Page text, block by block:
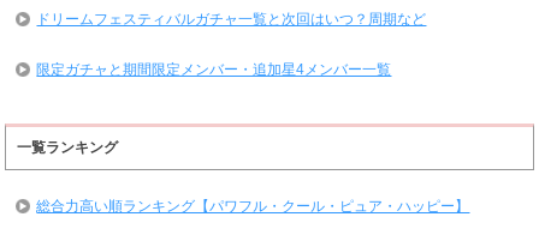
ドリームフェスティバルガチャ一覧と次回はいつ？周期など
限定ガチャと期間限定メンバー・追加星4メンバー一覧
一覧ランキング
総合力高い順ランキング【パワフル・クール・ピュア・ハッピー】